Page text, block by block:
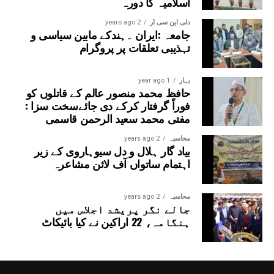
دلی این سی آر 2 years ago
جامعہ :ایران ۔ہندکے مابین سیاسی و
تہذیبی تعلقات پر پروگرام
بہار 1 year ago
حافظ محمد منصور عالم کے قاتلوں کو
فوراً گرفتار کرکے دی جائےسخت سزا :
مفتی محمد سعید الرحمن قاسمی
محاسبہ 2 years ago
بیاد گار ہلال و دل سیوہاروی کے زیر
اہتمام ساتواں آف لائن مشاعرہ
محاسبہ 2 years ago
جالے نگر پریشد اجلاس میں
ہنگامہ، 22 اراکین نے کیا بائیکاٹ